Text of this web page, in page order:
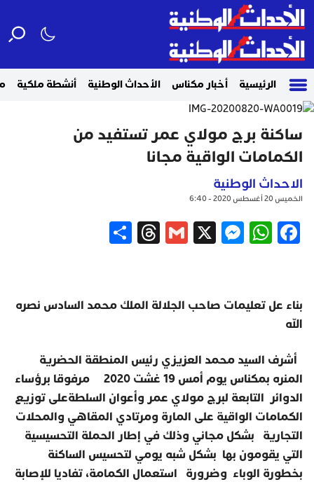
الرئيسية أخبار مكناس الأحداث الوطنية أنشطة ملكية
ساكنة برج مولاي عمر تستفيد من
الكمامات الواقية مجانا
الاحداث الوطنية
الخميس 20 أغسطس 2020 - 6:40
Facebook
WhatsApp
Messenger
X
Gmail
Threads
بناء عل تعليمات صاحب الجلالة الملك محمد السادس نصره
الله
أشرف السيد محمد العزيزي رئيس المنطقة الحضرية
المنره بمكناس يوم أمس 19 غشت 2020 مرفوقا برؤساء
الدوائر التابعة لبرج مولاي عمر وأعوان السلطةعلى توزيع
الكمامات الواقية على المارة ومرتادي المقاهي والمحلات
التجارية بشكل مجاني وذلك في إطار الحملة التحسيسية
التي يقومون بها بشكل شبه يومي لتحسيس الساكنة
بخطورة الوباء وضرورة استعمال الكمامة، تفاديا للإصابة